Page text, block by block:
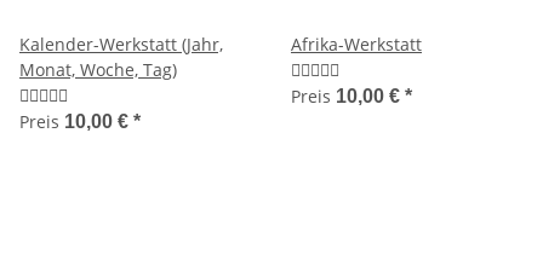
Kalender-Werkstatt (Jahr,
Monat, Woche, Tag)
Preis 10,00 € *
Afrika-Werkstatt
Preis 10,00 € *